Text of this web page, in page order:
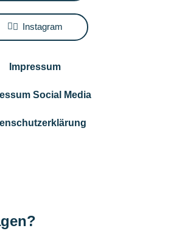
Instagram
Impressum
Social Media